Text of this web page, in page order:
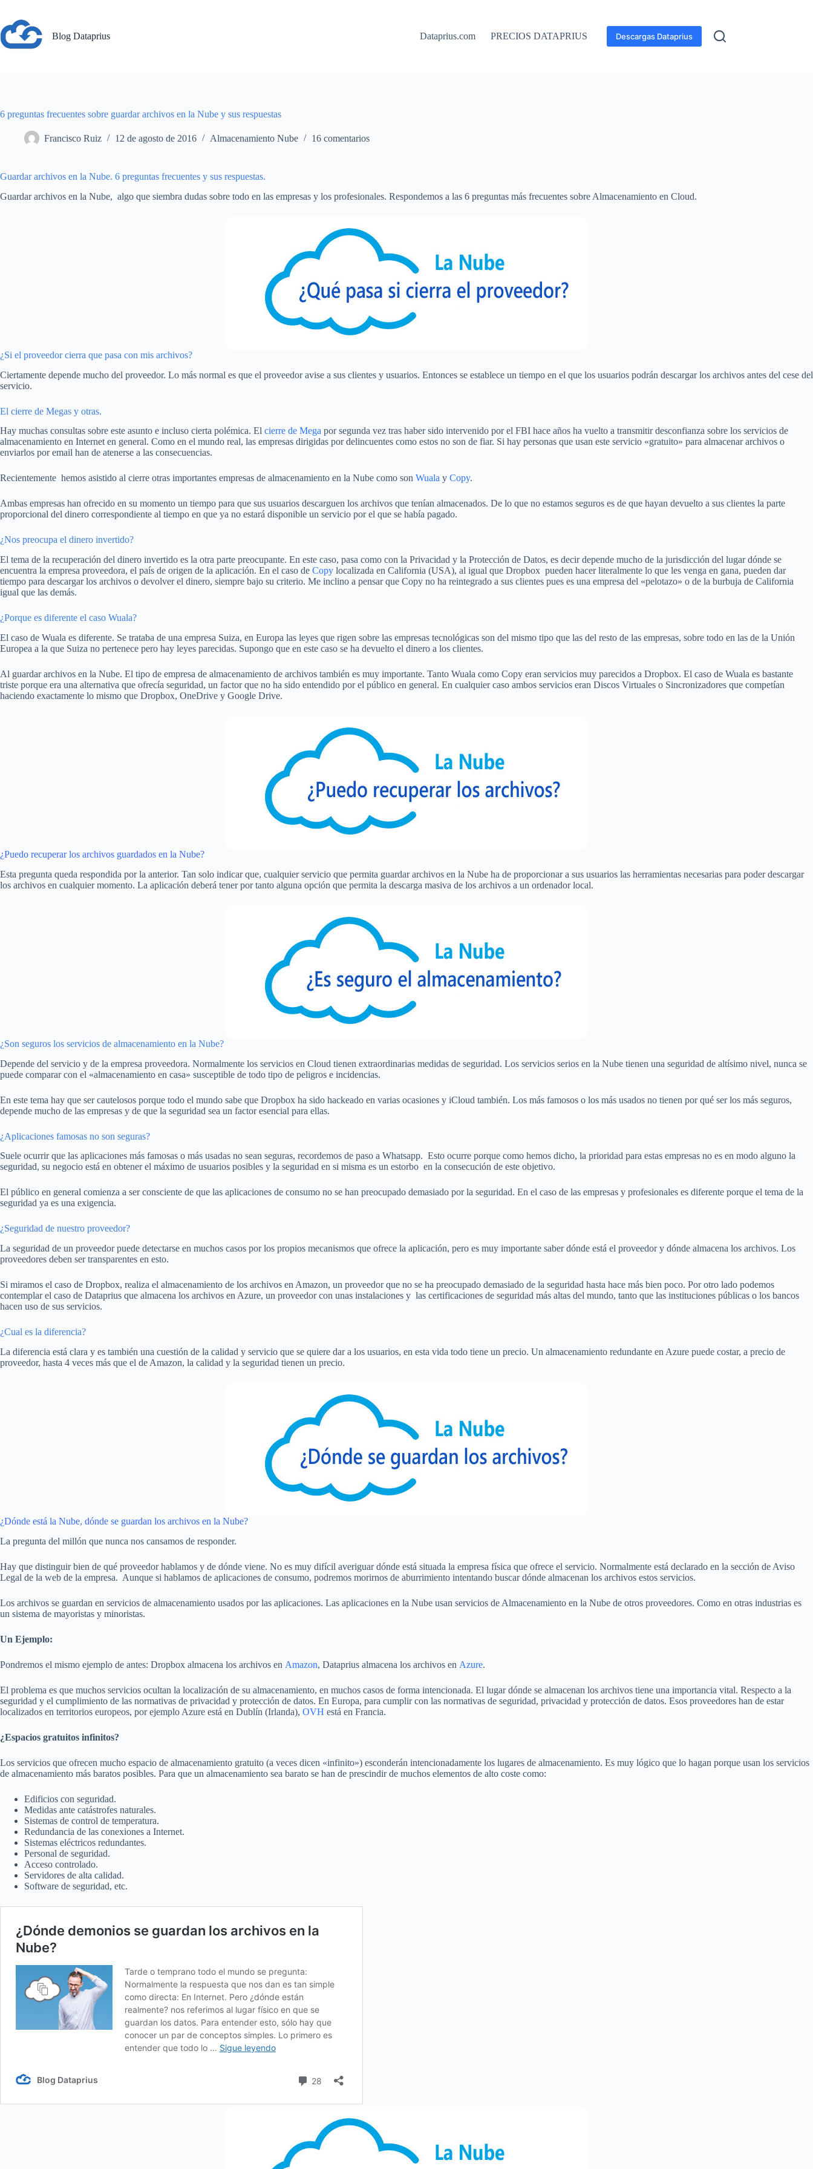
contenido
Blog Dataprius
Dataprius.com PRECIOS DATAPRIUS Descargas Dataprius
6 preguntas frecuentes sobre guardar archivos en la Nube y sus respuestas
Francisco Ruiz 12 de agosto de 2016 Almacenamiento Nube 16 comentarios
Guardar archivos en la Nube. 6 preguntas frecuentes y sus respuestas.
Guardar archivos en la Nube, algo que siembra dudas sobre todo en las empresas y los profesionales. Respondemos a las 6 preguntas más frecuentes sobre Almacenamiento en Cloud.
¿Si el proveedor cierra que pasa con mis archivos?
Ciertamente depende mucho del proveedor. Lo más normal es que el proveedor avise a sus clientes y usuarios. Entonces se establece un tiempo en el que los usuarios podrán descargar los archivos antes del cese del
servicio.
El cierre de Megas y otras.
Hay muchas consultas sobre este asunto e incluso cierta polémica. El cierre de Mega por segunda vez tras haber sido intervenido por el FBI hace años ha vuelto a transmitir desconfianza sobre los servicios de
almacenamiento en Internet en general. Como en el mundo real, las empresas dirigidas por delincuentes como estos no son de fiar. Si hay personas que usan este servicio «gratuito» para almacenar archivos o
enviarlos por email han de atenerse a las consecuencias.
Recientemente hemos asistido al cierre otras importantes empresas de almacenamiento en la Nube como son Wuala y Copy.
Ambas empresas han ofrecido en su momento un tiempo para que sus usuarios descarguen los archivos que tenían almacenados. De lo que no estamos seguros es de que hayan devuelto a sus clientes la parte
proporcional del dinero correspondiente al tiempo en que ya no estará disponible un servicio por el que se había pagado.
¿Nos preocupa el dinero invertido?
El tema de la recuperación del dinero invertido es la otra parte preocupante. En este caso, pasa como con la Privacidad y la Protección de Datos, es decir depende mucho de la jurisdicción del lugar dónde se
encuentra la empresa proveedora, el país de origen de la aplicación. En el caso de Copy localizada en California (USA), al igual que Dropbox pueden hacer literalmente lo que les venga en gana, pueden dar
tiempo para descargar los archivos o devolver el dinero, siempre bajo su criterio. Me inclino a pensar que Copy no ha reintegrado a sus clientes pues es una empresa del «pelotazo» o de la burbuja de California
igual que las demás.
¿Porque es diferente el caso Wuala?
El caso de Wuala es diferente. Se trataba de una empresa Suiza, en Europa las leyes que rigen sobre las empresas tecnológicas son del mismo tipo que las del resto de las empresas, sobre todo en las de la Unión
Europea a la que Suiza no pertenece pero hay leyes parecidas. Supongo que en este caso se ha devuelto el dinero a los clientes.
Al guardar archivos en la Nube. El tipo de empresa de almacenamiento de archivos también es muy importante. Tanto Wuala como Copy eran servicios muy parecidos a Dropbox. El caso de Wuala es bastante
triste porque era una alternativa que ofrecía seguridad, un factor que no ha sido entendido por el público en general. En cualquier caso ambos servicios eran Discos Virtuales o Sincronizadores que competían
haciendo exactamente lo mismo que Dropbox, OneDrive y Google Drive.
¿Puedo recuperar los archivos guardados en la Nube?
Esta pregunta queda respondida por la anterior. Tan solo indicar que, cualquier servicio que permita guardar archivos en la Nube ha de proporcionar a sus usuarios las herramientas necesarias para poder descargar
los archivos en cualquier momento. La aplicación deberá tener por tanto alguna opción que permita la descarga masiva de los archivos a un ordenador local.
¿Son seguros los servicios de almacenamiento en la Nube?
Depende del servicio y de la empresa proveedora. Normalmente los servicios en Cloud tienen extraordinarias medidas de seguridad. Los servicios serios en la Nube tienen una seguridad de altísimo nivel, nunca se
puede comparar con el «almacenamiento en casa» susceptible de todo tipo de peligros e incidencias.
En este tema hay que ser cautelosos porque todo el mundo sabe que Dropbox ha sido hackeado en varias ocasiones y iCloud también. Los más famosos o los más usados no tienen por qué ser los más seguros,
depende mucho de las empresas y de que la seguridad sea un factor esencial para ellas.
¿Aplicaciones famosas no son seguras?
Suele ocurrir que las aplicaciones más famosas o más usadas no sean seguras, recordemos de paso a Whatsapp. Esto ocurre porque como hemos dicho, la prioridad para estas empresas no es en modo alguno la
seguridad, su negocio está en obtener el máximo de usuarios posibles y la seguridad en si misma es un estorbo en la consecución de este objetivo.
El público en general comienza a ser consciente de que las aplicaciones de consumo no se han preocupado demasiado por la seguridad. En el caso de las empresas y profesionales es diferente porque el tema de la
seguridad ya es una exigencia.
¿Seguridad de nuestro proveedor?
La seguridad de un proveedor puede detectarse en muchos casos por los propios mecanismos que ofrece la aplicación, pero es muy importante saber dónde está el proveedor y dónde almacena los archivos. Los
proveedores deben ser transparentes en esto.
Si miramos el caso de Dropbox, realiza el almacenamiento de los archivos en Amazon, un proveedor que no se ha preocupado demasiado de la seguridad hasta hace más bien poco. Por otro lado podemos
contemplar el caso de Dataprius que almacena los archivos en Azure, un proveedor con unas instalaciones y las certificaciones de seguridad más altas del mundo, tanto que las instituciones públicas o los bancos
hacen uso de sus servicios.
¿Cual es la diferencia?
La diferencia está clara y es también una cuestión de la calidad y servicio que se quiere dar a los usuarios, en esta vida todo tiene un precio. Un almacenamiento redundante en Azure puede costar, a precio de
proveedor, hasta 4 veces más que el de Amazon, la calidad y la seguridad tienen un precio.
¿Dónde está la Nube, dónde se guardan los archivos en la Nube?
La pregunta del millón que nunca nos cansamos de responder.
Hay que distinguir bien de qué proveedor hablamos y de dónde viene. No es muy difícil averiguar dónde está situada la empresa física que ofrece el servicio. Normalmente está declarado en la sección de Aviso
Legal de la web de la empresa. Aunque si hablamos de aplicaciones de consumo, podremos morirnos de aburrimiento intentando buscar dónde almacenan los archivos estos servicios.
Los archivos se guardan en servicios de almacenamiento usados por las aplicaciones. Las aplicaciones en la Nube usan servicios de Almacenamiento en la Nube de otros proveedores. Como en otras industrias es
un sistema de mayoristas y minoristas.
Un Ejemplo:
Pondremos el mismo ejemplo de antes: Dropbox almacena los archivos en Amazon, Dataprius almacena los archivos en Azure.
El problema es que muchos servicios ocultan la localización de su almacenamiento, en muchos casos de forma intencionada. El lugar dónde se almacenan los archivos tiene una importancia vital. Respecto a la
seguridad y el cumplimiento de las normativas de privacidad y protección de datos. En Europa, para cumplir con las normativas de seguridad, privacidad y protección de datos. Esos proveedores han de estar
localizados en territorios europeos, por ejemplo Azure está en Dublín (Irlanda), OVH está en Francia.
¿Espacios gratuitos infinitos?
Los servicios que ofrecen mucho espacio de almacenamiento gratuito (a veces dicen «infinito») esconderán intencionadamente los lugares de almacenamiento. Es muy lógico que lo hagan porque usan los servicios
de almacenamiento más baratos posibles. Para que un almacenamiento sea barato se han de prescindir de muchos elementos de alto coste como:
Edificios con seguridad.
Medidas ante catástrofes naturales.
Sistemas de control de temperatura.
Redundancia de las conexiones a Internet.
Sistemas eléctricos redundantes.
Personal de seguridad.
Acceso controlado.
Servidores de alta calidad.
Software de seguridad, etc.